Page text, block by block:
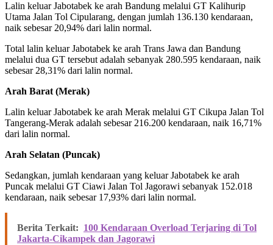
Lalin keluar Jabotabek ke arah Bandung melalui GT Kalihurip
Utama Jalan Tol Cipularang, dengan jumlah 136.130 kendaraan,
naik sebesar 20,94% dari lalin normal.
Total lalin keluar Jabotabek ke arah Trans Jawa dan Bandung
melalui dua GT tersebut adalah sebanyak 280.595 kendaraan, naik
sebesar 28,31% dari lalin normal.
Arah Barat (Merak)
Lalin keluar Jabotabek ke arah Merak melalui GT Cikupa Jalan Tol
Tangerang-Merak adalah sebesar 216.200 kendaraan, naik 16,71%
dari lalin normal.
Arah Selatan (Puncak)
Sedangkan, jumlah kendaraan yang keluar Jabotabek ke arah
Puncak melalui GT Ciawi Jalan Tol Jagorawi sebanyak 152.018
kendaraan, naik sebesar 17,93% dari lalin normal.
Berita Terkait: 100 Kendaraan Overload Terjaring di Tol
Jakarta-Cikampek dan Jagorawi